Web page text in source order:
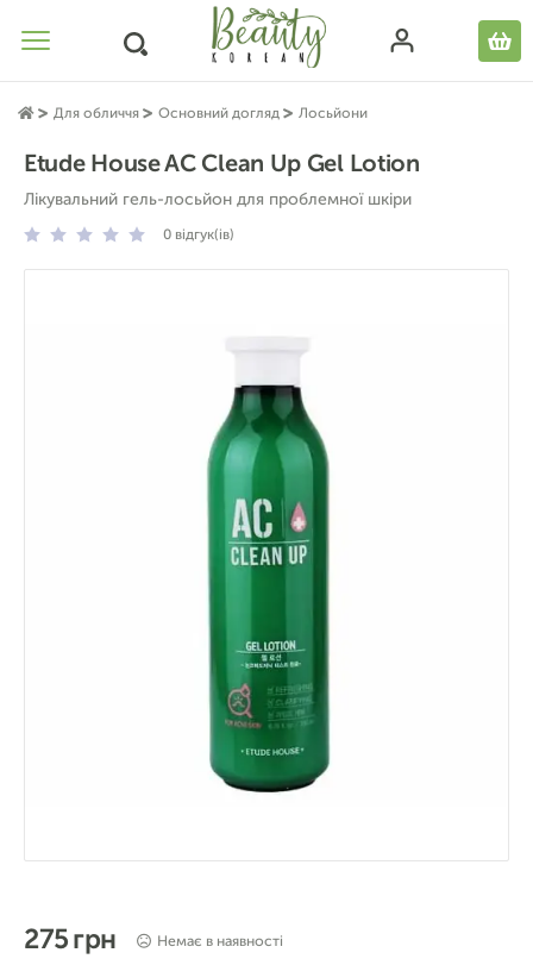
Для обличчя Основний догляд Лосьйони
Etude House AC Clean Up Gel Lotion
Лікувальний гель-лосьйон для проблемної шкіри
0 відгук(ів)
275 грн Немає в наявності